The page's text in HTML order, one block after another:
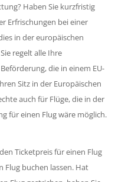
Haben Sie kurzfristig
Erfrischungen bei einer
in der europäischen
regelt alle Ihre
die in einem EU-
Sitz in der Europäischen
auch für Flüge, die in der
für einen Flug wäre möglich.
Ticketpreis für einen Flug
buchen lassen. Hat